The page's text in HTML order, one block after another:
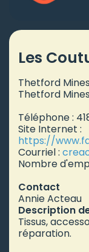
Les
Thetford
Thetford
Téléphone :
Site Internet :
https://
Courriel :
Nombre
Contact
Annie Acteau
Description
Tissus,
réparation.